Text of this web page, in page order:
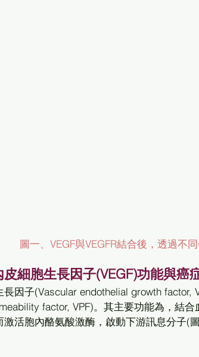
圖一、VEGF與VEGFR結合後，透過不
細胞生長因子(VEGF)功能與癌
factor, VPF)。其主要功能為，結
激活胞內酪氨酸激酶，啟動下游訊息分子